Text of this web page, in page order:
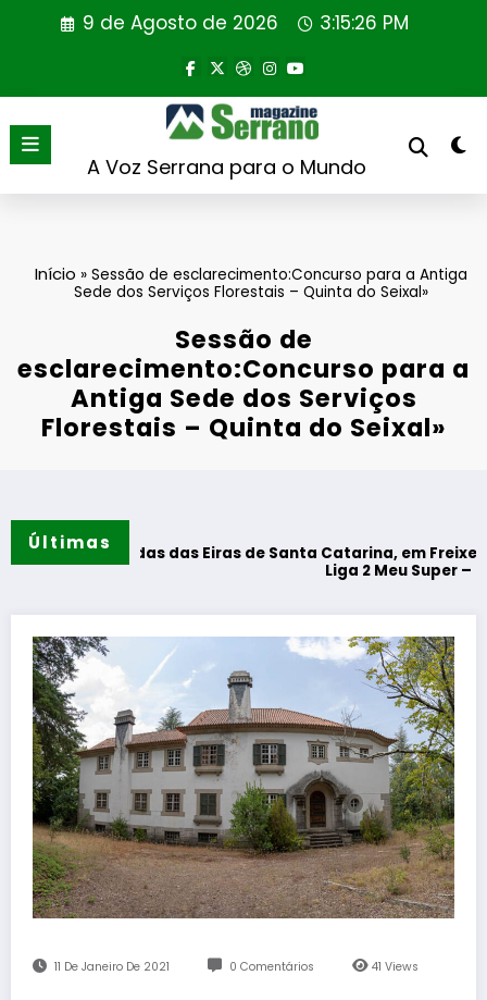
9 de Agosto de 2026 3:15:27 PM
A Voz Serrana para o Mundo
Início » Sessão de esclarecimento:Concurso para a Antiga
Sede dos Serviços Florestais – Quinta do Seixal»
Sessão de
esclarecimento:Concurso para a
Antiga Sede dos Serviços
Florestais – Quinta do Seixal»
Últimasdas Eiras de Santa Catarina, em Freixeda do
Liga 2 Meu Super – CD Tondela
11 De Janeiro De 2021 0 Comentários 41Views